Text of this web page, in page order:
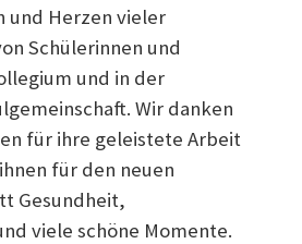
und Herzen vieler
Schülerinnen und
und in der
Wir danken
für ihre geleistete Arbeit
für den neuen
Gesundheit,
viele schöne Momente.